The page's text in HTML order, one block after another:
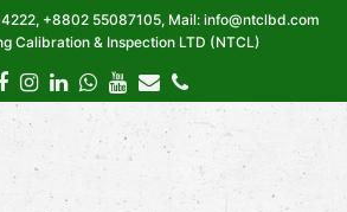
+8802 55087105, Mail: info@ntclbd.com
Calibration & Inspection LTD (NTCL)
Facebook
Instagram
LinkedIn
Whatsapp
Youtube
EmailPhone